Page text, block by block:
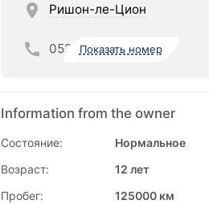
Ришон-ле-Цион
052 Показать номер
Information from the owner
Состояние:
Нормальное
Возраст:
12 лет
Пробег:
125000 км